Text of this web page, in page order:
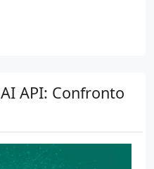
API: Confronto